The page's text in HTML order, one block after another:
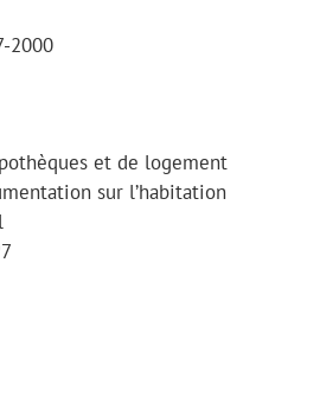
2000
et de logement
sur l’habitation